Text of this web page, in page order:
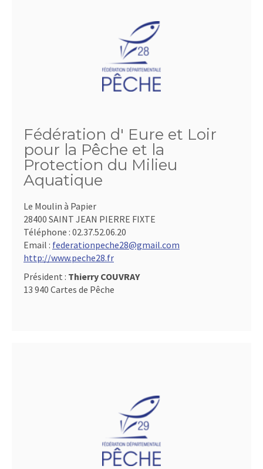
Fédération d' Eure et Loir
pour la Pêche et la
Protection du Milieu
Aquatique
Le Moulin à Papier
28400 SAINT JEAN PIERRE FIXTE
Téléphone : 02.37.52.06.20
Email : federationpeche28@gmail.com
http://www.peche28.fr
Président : Thierry COUVRAY
13 940 Cartes de Pêche